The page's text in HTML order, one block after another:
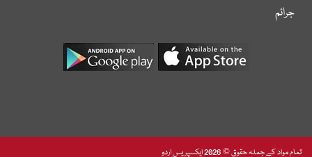
جرائم
تمام مواد کے جملہ حقوق © 2026 ایکسپریس اردو